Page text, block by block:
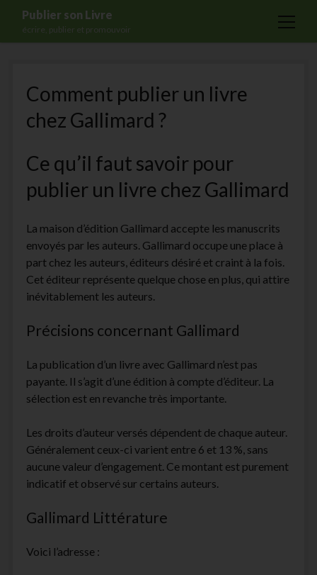
Publier son Livre
écrire, publier et promouvoir
open
Formations
Services
Auto-édition
Maisons d’édition
Actualités
A propos
Contact
facebookinstagram
youtubeemail-
Comment publier un livre
chez Gallimard ?
Ce qu’il faut savoir pour
publier un livre chez Gallimard
La maison d’édition Gallimard accepte les manuscrits
envoyés par les auteurs. Gallimard occupe une place à
part chez les auteurs, éditeurs désiré et craint à la fois.
Cet éditeur représente quelque chose en plus, qui attire
inévitablement les auteurs.
Précisions concernant Gallimard
La publication d’un livre avec Gallimard n’est pas
payante. Il s’agit d’une édition à compte d’éditeur. La
sélection est en revanche très importante.
Les droits d’auteur versés dépendent de chaque auteur.
Généralement ceux-ci varient entre 6 et 13 %, sans
aucune valeur d’engagement. Ce montant est purement
indicatif et observé sur certains auteurs.
Gallimard Littérature
Voici l’adresse :